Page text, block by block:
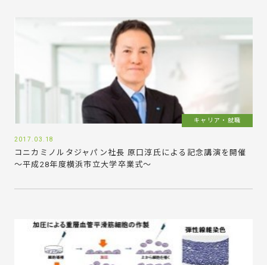
キャリア・就職
2017.03.18
コニカミノルタジャパン社長 原口淳氏による記念講演を開催
～平成28年度横浜市立大学卒業式～